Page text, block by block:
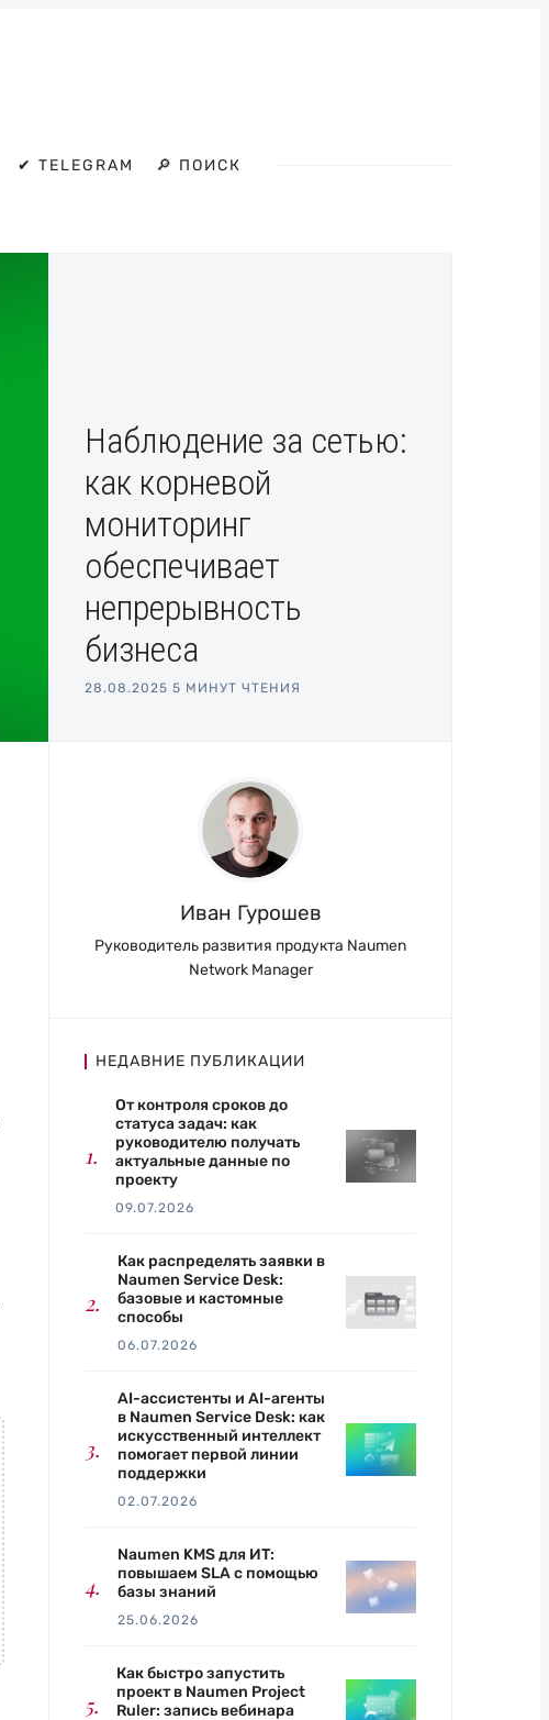
✔ TELEGRAM 🔎 ПОИСК
Наблюдение за сетью:
как корневой
мониторинг
обеспечивает
непрерывность
бизнеса
28.08.2025 5 МИНУТ ЧТЕНИЯ
Иван Гурошев
Руководитель развития продукта Naumen
Network Manager
НЕДАВНИЕ ПУБЛИКАЦИИ
От контроля сроков до
статуса задач: как
руководителю получать
актуальные данные по
проекту
09.07.2026
Как распределять заявки в
Naumen Service Desk:
базовые и кастомные
способы
06.07.2026
AI-ассистенты и AI-агенты
в Naumen Service Desk: как
искусственный интеллект
помогает первой линии
поддержки
02.07.2026
Naumen KMS для ИТ:
повышаем SLA с помощью
базы знаний
25.06.2026
Как быстро запустить
проект в Naumen Project
Ruler: запись вебинара